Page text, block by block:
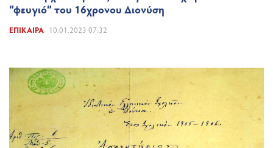
“φευγιό” του 16χρονου Διονύση
ΕΠΊΚΑΙΡΑ 10.01.2023 07:32